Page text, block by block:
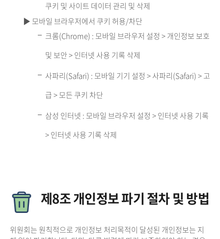
쿠키 및 사이트 데이터 관리 및 삭제
▶ 모바일 브라우저에서 쿠키 허용/차단
크롬(Chrome) : 모바일 브라우저 설정 > 개인정보 보호
및 보안 > 인터넷 사용 기록 삭제
사파리(Safari) : 모바일 기기 설정 > 사파리(Safari) > 고
급 > 모든 쿠키 차단
삼성 인터넷 : 모바일 브라우저 설정 > 인터넷 사용 기록
> 인터넷 사용 기록 삭제
제8조 개인정보 파기 절차 및 방법
위원회는 원칙적으로 개인정보 처리목적이 달성된 개인정보는 지